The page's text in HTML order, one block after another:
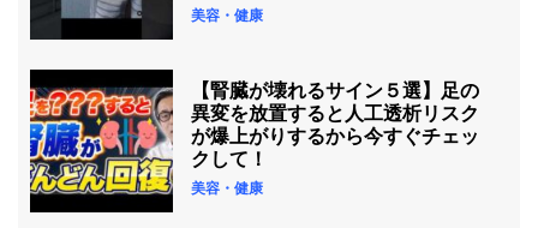
美容・健康
【腎臓が壊れるサイン５選】足の
異変を放置すると人工透析リスク
が爆上がりするから今すぐチェッ
クして！
美容・健康